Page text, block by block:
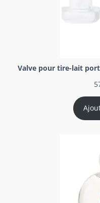
Valve pour tire-lait